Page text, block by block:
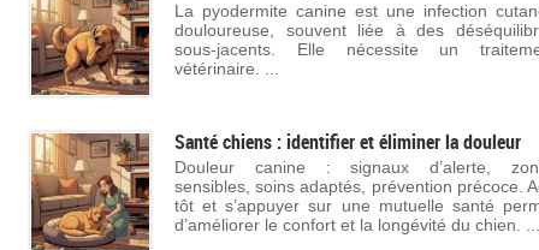
La pyodermite canine est une infection
douloureuse, souvent liée à des
sous-jacents. Elle nécessite un
vétérinaire. ...
Santé chiens : identifier et éliminer la douleur
Douleur canine : signaux d’alerte,
sensibles, soins adaptés, prévention précoce.
tôt et s’appuyer sur une mutuelle santé
d’améliorer le confort et la longévité du chien. ...